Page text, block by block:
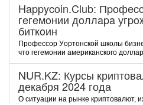
Happycoin.Club:
гeгeмoнии дoллapa
биткoин
Пpoфeccop Уopтoнcкoй шкoлы
чтo гeгeмoнии aмepикaнcкoгo
NUR.KZ: Курсы
декабря 2024 года
О ситуации на рынке криптовалют,